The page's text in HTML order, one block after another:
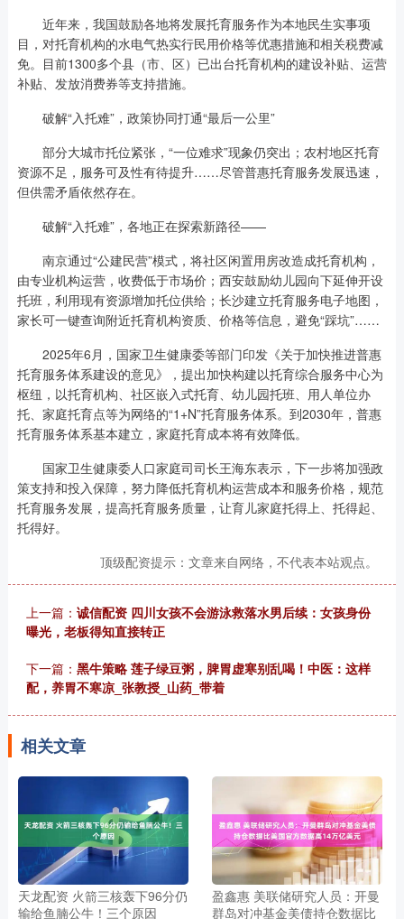
近年来，我国鼓励各地将发展托育服务作为本地民生实事项
目，对托育机构的水电气热实行民用价格等优惠措施和相关税费减
免。目前1300多个县（市、区）已出台托育机构的建设补贴、运营
补贴、发放消费券等支持措施。
破解“入托难”，政策协同打通“最后一公里”
部分大城市托位紧张，“一位难求”现象仍突出；农村地区托育
资源不足，服务可及性有待提升……尽管普惠托育服务发展迅速，
但供需矛盾依然存在。
破解“入托难”，各地正在探索新路径——
南京通过“公建民营”模式，将社区闲置用房改造成托育机构，
由专业机构运营，收费低于市场价；西安鼓励幼儿园向下延伸开设
托班，利用现有资源增加托位供给；长沙建立托育服务电子地图，
家长可一键查询附近托育机构资质、价格等信息，避免“踩坑”……
2025年6月，国家卫生健康委等部门印发《关于加快推进普惠
托育服务体系建设的意见》，提出加快构建以托育综合服务中心为
枢纽，以托育机构、社区嵌入式托育、幼儿园托班、用人单位办
托、家庭托育点等为网络的“1+N”托育服务体系。到2030年，普惠
托育服务体系基本建立，家庭托育成本将有效降低。
国家卫生健康委人口家庭司司长王海东表示，下一步将加强政
策支持和投入保障，努力降低托育机构运营成本和服务价格，规范
托育服务发展，提高托育服务质量，让育儿家庭托得上、托得起、
托得好。
顶级配资提示：文章来自网络，不代表本站观点。
上一篇： 诚信配资 四川女孩不会游泳救落水男后续：女孩身份
曝光，老板得知直接转正
下一篇： 黑牛策略 莲子绿豆粥，脾胃虚寒别乱喝！中医：这样
配，养胃不寒凉_张教授_山药_带着
相关文章
天龙配资 火箭三核轰下96分仍
输给鱼腩公牛！三个原因
盈鑫惠 美联储研究人员：开曼
群岛对冲基金美债持仓数据比